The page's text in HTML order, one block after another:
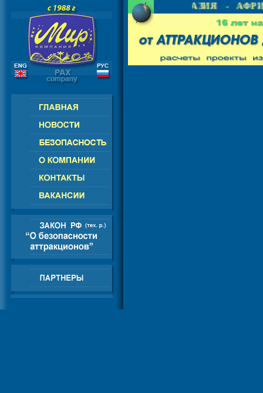
- СНГ - ЕВРОПА - АМЕРИКА - АЗИЯ -